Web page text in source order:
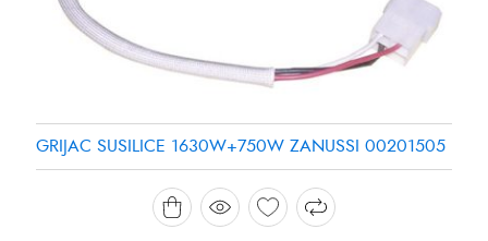
GRIJAC SUSILICE 1630W+750W ZANUSSI 00201505